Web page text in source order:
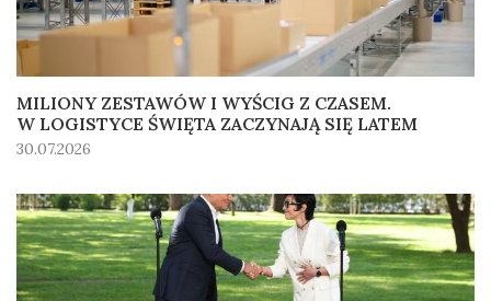
MILIONY ZESTAWÓW I WYŚCIG Z CZASEM.
W LOGISTYCE ŚWIĘTA ZACZYNAJĄ SIĘ LATEM
30.07.2026